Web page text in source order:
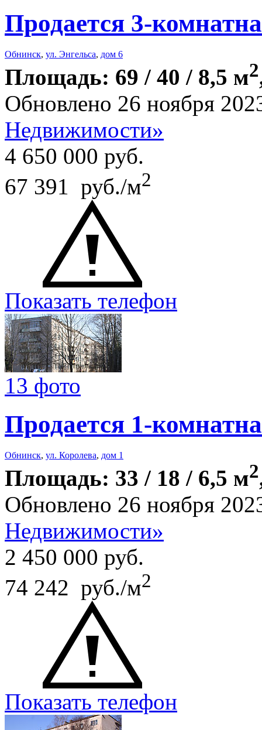
Продается 3-
Обнинск, ул. Энгельса, дом 6
Площадь: 69 / 40 / 8,5 м2
Обновлено 26 ноября
Недвижимости»
4 650 000 руб.
67 391 руб./м2
Показать телефон
13 фото
Продается 1-
Обнинск, ул. Королева, дом 1
Площадь: 33 / 18 / 6,5 м2
Обновлено 26 ноября
Недвижимости»
2 450 000 руб.
74 242 руб./м2
Показать телефон